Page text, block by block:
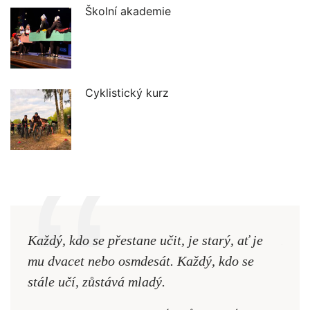
Školní akademie
Cyklistický kurz
Každý, kdo se přestane učit, je starý, ať je
mu dvacet nebo osmdesát. Každý, kdo se
stále učí, zůstává mladý.